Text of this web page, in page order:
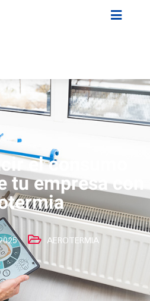
el consumo
tu empresa con
AEROTERMIA